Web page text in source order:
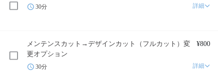
30分 詳細
メンテンスカット→デザインカット（フルカット）変
更オプション
¥800
30分 詳細